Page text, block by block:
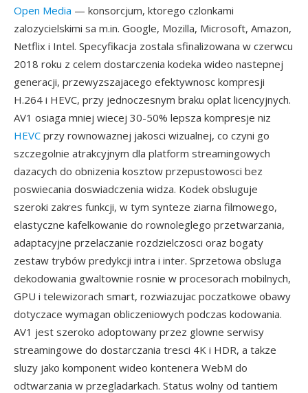
Open Media — konsorcjum, ktorego czlonkami
zalozycielskimi sa m.in. Google, Mozilla, Microsoft, Amazon,
Netflix i Intel. Specyfikacja zostala sfinalizowana w czerwcu
2018 roku z celem dostarczenia kodeka wideo nastepnej
generacji, przewyzszajacego efektywnosc kompresji
H.264 i HEVC, przy jednoczesnym braku oplat licencyjnych.
AV1 osiaga mniej wiecej 30-50% lepsza kompresje niz
HEVC przy rownowaznej jakosci wizualnej, co czyni go
szczegolnie atrakcyjnym dla platform streamingowych
dazacych do obnizenia kosztow przepustowosci bez
poswiecania doswiadczenia widza. Kodek obsluguje
szeroki zakres funkcji, w tym synteze ziarna filmowego,
elastyczne kafelkowanie do rownoleglego przetwarzania,
adaptacyjne przelaczanie rozdzielczosci oraz bogaty
zestaw trybów predykcji intra i inter. Sprzetowa obsluga
dekodowania gwaltownie rosnie w procesorach mobilnych,
GPU i telewizorach smart, rozwiazujac poczatkowe obawy
dotyczace wymagan obliczeniowych podczas kodowania.
AV1 jest szeroko adoptowany przez glowne serwisy
streamingowe do dostarczania tresci 4K i HDR, a takze
sluzy jako komponent wideo kontenera WebM do
odtwarzania w przegladarkach. Status wolny od tantiem